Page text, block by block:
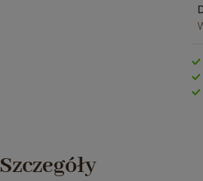
Szczegóły